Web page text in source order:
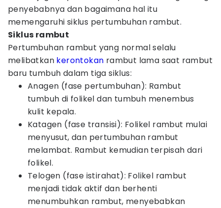
penyebabnya dan bagaimana hal itu
memengaruhi siklus pertumbuhan rambut.
Siklus rambut
Pertumbuhan rambut yang normal selalu
melibatkan kerontokan rambut lama saat rambut
baru tumbuh dalam tiga siklus:
Anagen (fase pertumbuhan): Rambut
tumbuh di folikel dan tumbuh menembus
kulit kepala.
Katagen (fase transisi): Folikel rambut mulai
menyusut, dan pertumbuhan rambut
melambat. Rambut kemudian terpisah dari
folikel.
Telogen (fase istirahat): Folikel rambut
menjadi tidak aktif dan berhenti
menumbuhkan rambut, menyebabkan